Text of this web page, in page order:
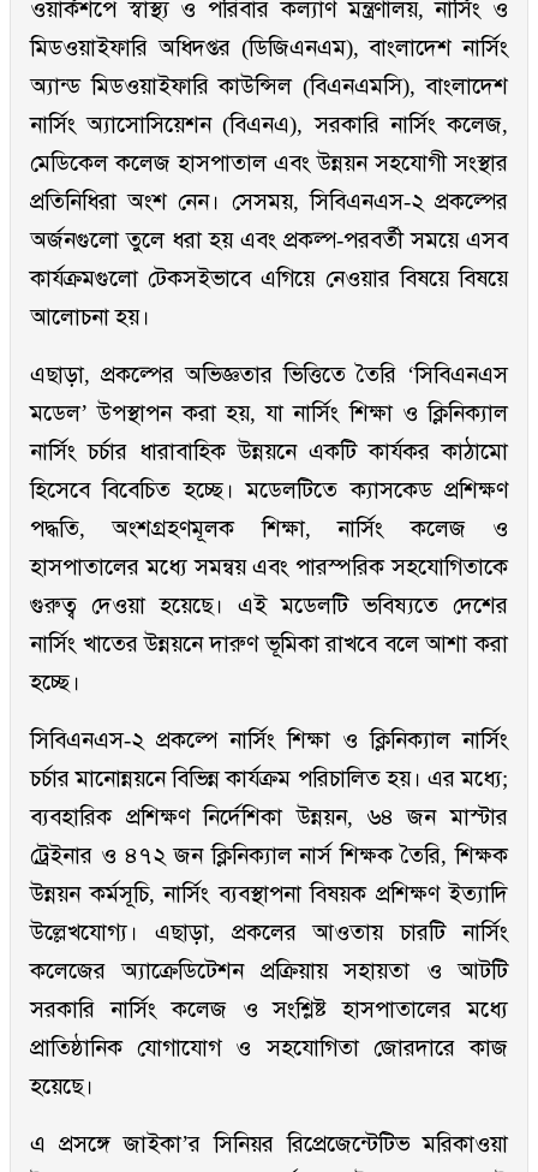
ওয়ার্কশপে স্বাস্থ্য ও পরিবার কল্যাণ মন্ত্রণালয়, নার্সিং ও
মিডওয়াইফারি অধিদপ্তর (ডিজিএনএম), বাংলাদেশ নার্সিং
অ্যান্ড মিডওয়াইফারি কাউন্সিল (বিএনএমসি), বাংলাদেশ
নার্সিং অ্যাসোসিয়েশন (বিএনএ), সরকারি নার্সিং কলেজ,
মেডিকেল কলেজ হাসপাতাল এবং উন্নয়ন সহযোগী সংস্থার
প্রতিনিধিরা অংশ নেন। সেসময়, সিবিএনএস-২ প্রকল্পের
অর্জনগুলো তুলে ধরা হয় এবং প্রকল্প-পরবর্তী সময়ে এসব
কার্যক্রমগুলো টেকসইভাবে এগিয়ে নেওয়ার বিষয়ে বিষয়ে
আলোচনা হয়।
এছাড়া, প্রকল্পের অভিজ্ঞতার ভিত্তিতে তৈরি ‘সিবিএনএস
মডেল’ উপস্থাপন করা হয়, যা নার্সিং শিক্ষা ও ক্লিনিক্যাল
নার্সিং চর্চার ধারাবাহিক উন্নয়নে একটি কার্যকর কাঠামো
হিসেবে বিবেচিত হচ্ছে। মডেলটিতে ক্যাসকেড প্রশিক্ষণ
পদ্ধতি, অংশগ্রহণমূলক শিক্ষা, নার্সিং কলেজ ও
হাসপাতালের মধ্যে সমন্বয় এবং পারস্পরিক সহযোগিতাকে
গুরুত্ব দেওয়া হয়েছে। এই মডেলটি ভবিষ্যতে দেশের
নার্সিং খাতের উন্নয়নে দারুণ ভূমিকা রাখবে বলে আশা করা
হচ্ছে।
সিবিএনএস-২ প্রকল্পে নার্সিং শিক্ষা ও ক্লিনিক্যাল নার্সিং
চর্চার মানোন্নয়নে বিভিন্ন কার্যক্রম পরিচালিত হয়। এর মধ্যে;
ব্যবহারিক প্রশিক্ষণ নির্দেশিকা উন্নয়ন, ৬৪ জন মাস্টার
ট্রেইনার ও ৪৭২ জন ক্লিনিক্যাল নার্স শিক্ষক তৈরি, শিক্ষক
উন্নয়ন কর্মসূচি, নার্সিং ব্যবস্থাপনা বিষয়ক প্রশিক্ষণ ইত্যাদি
উল্লেখযোগ্য। এছাড়া, প্রকলের আওতায় চারটি নার্সিং
কলেজের অ্যাক্রেডিটেশন প্রক্রিয়ায় সহায়তা ও আটটি
সরকারি নার্সিং কলেজ ও সংশ্লিষ্ট হাসপাতালের মধ্যে
প্রাতিষ্ঠানিক যোগাযোগ ও সহযোগিতা জোরদারে কাজ
হয়েছে।
এ প্রসঙ্গে জাইকা’র সিনিয়র রিপ্রেজেন্টেটিভ মরিকাওয়া